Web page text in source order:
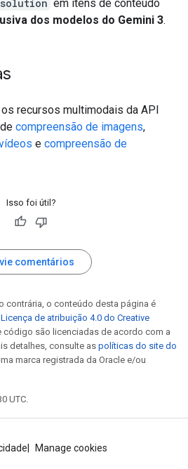
em itens de conteúdo
dos modelos do Gemini 3.
recursos multimodais da API
compreensão de imagens,
e compreensão de
Isso foi útil?
comentários
contrária, o conteúdo desta página é
Licença de atribuição 4.0 do Creative
código são licenciadas de acordo com a
detalhes, consulte as políticas do site do
marca registrada da Oracle e/ou
UTC.
Manage cookies